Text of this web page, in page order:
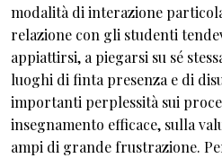
modalità di interazione
relazione con gli studenti
appiattirsi, a piegarsi su sé
luoghi di finta presenza e di
importanti perplessità sui
insegnamento efficace, sulla
ampi di grande frustrazione.